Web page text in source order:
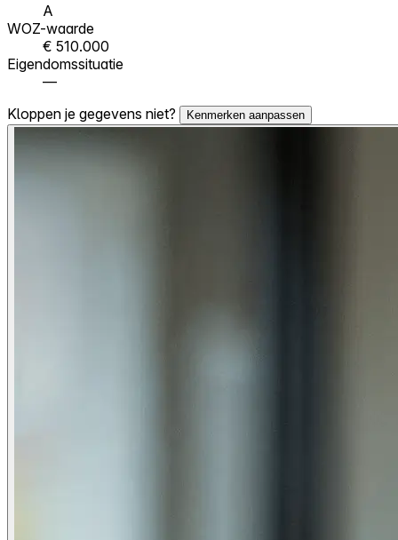
A
WOZ-waarde
€ 510.000
Eigendomssituatie
—
Kloppen je gegevens niet?
Kenmerken aanpassen